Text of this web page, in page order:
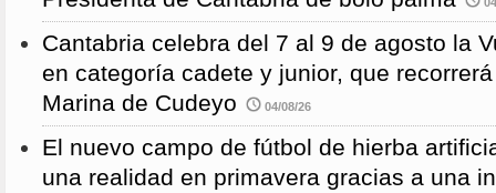
Cantabria celebra del 7 al 9 de agosto la
en categoría cadete y junior, que
Marina de Cudeyo
04/08/26
El nuevo campo de fútbol de hierba
una realidad en primavera gracias a una